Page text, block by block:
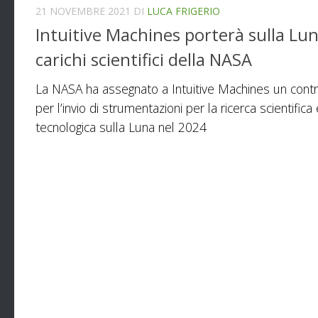
21 NOVEMBRE 2021 DI LUCA FRIGERIO
Intuitive Machines porterà sulla
carichi scientifici della NASA
La NASA ha assegnato a Intuitive Machines un
per l’invio di strumentazioni per la ricerca scientifica
tecnologica sulla Luna nel 2024